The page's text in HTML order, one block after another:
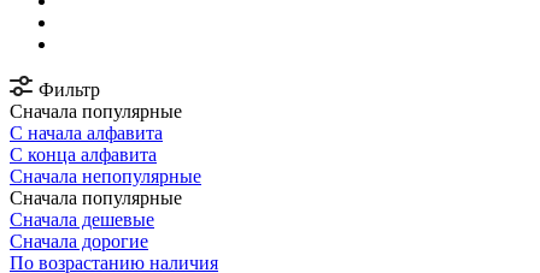
Фильтр
Сначала популярные
С начала алфавита
С конца алфавита
Сначала непопулярные
Сначала популярные
Сначала дешевые
Сначала дорогие
По возрастанию наличия